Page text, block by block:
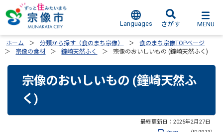
Languages さがす MENU
ホーム 分類から探す（食のまち宗像）
食のまち宗像TOPページ
宗像の食材
鐘崎天然ふく 宗像のおいしいもの (鐘崎天然ふく)
宗像のおいしいもの (鐘崎天然ふ
く)
最終更新日： 2025年2月27日